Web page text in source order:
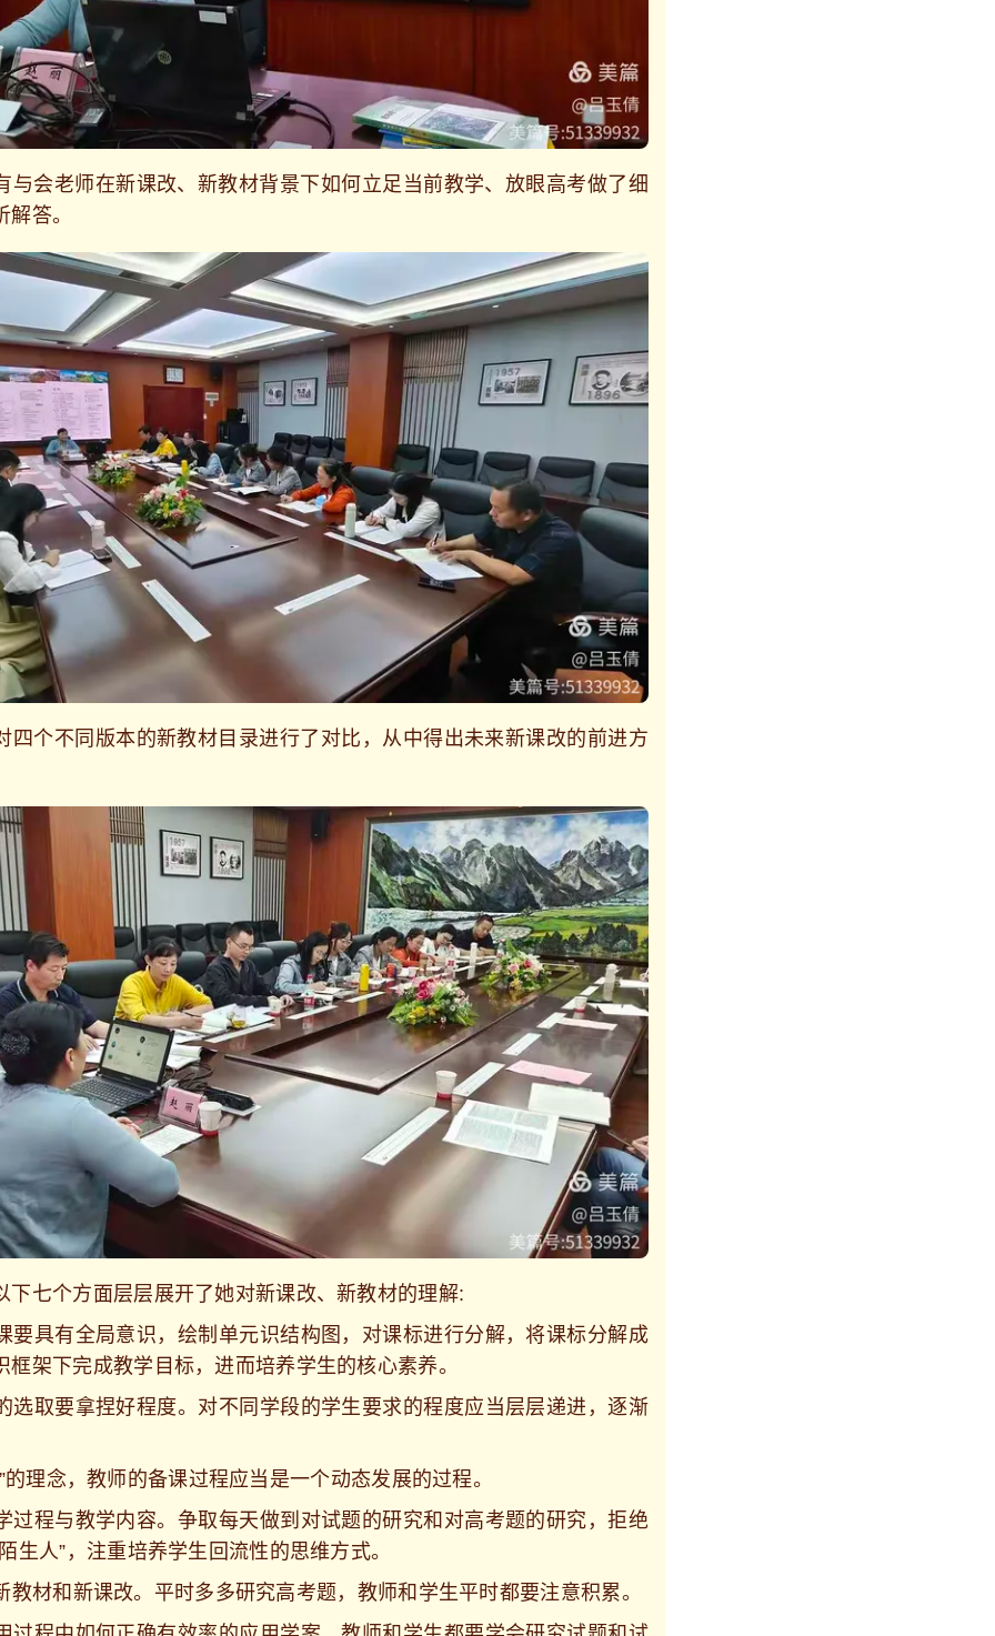
老师在新课改、新教材背景下如何立足当前教学、放眼高考做了细
答。
不同版本的新教材目录进行了对比，从中得出未来新课改的前进方
个方面层层展开了她对新课改、新教材的理解:
具有全局意识，绘制单元识结构图，对课标进行分解，将课标分解成
框架下完成教学目标，进而培养学生的核心素养。
取要拿捏好程度。对不同学段的学生要求的程度应当层层递进，逐渐
理念，教师的备课过程应当是一个动态发展的过程。
程与教学内容。争取每天做到对试题的研究和对高考题的研究，拒绝
生人”，注重培养学生回流性的思维方式。
材和新课改。平时多多研究高考题，教师和学生平时都要注意积累。